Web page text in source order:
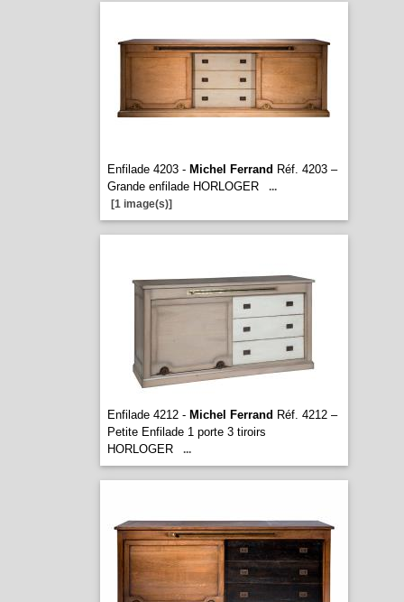
Enfilade 4203 - Michel Ferrand Réf. 4203 –
Grande enfilade HORLOGER
...
[1 image(s)]
Enfilade 4212 - Michel Ferrand Réf. 4212 –
Petite Enfilade 1 porte 3 tiroirs
HORLOGER
...